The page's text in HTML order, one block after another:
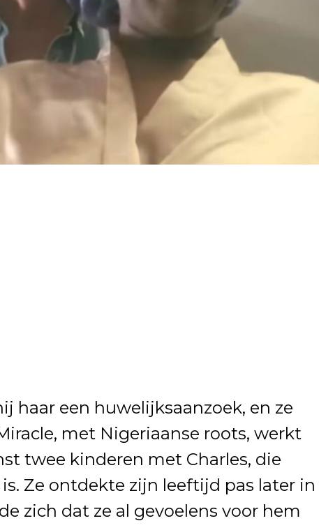
haar een huwelijksaanzoek, en ze
met Nigeriaanse roots, werkt
twee kinderen met Charles, die
Ze ontdekte zijn leeftijd pas later in
zich dat ze al gevoelens voor hem